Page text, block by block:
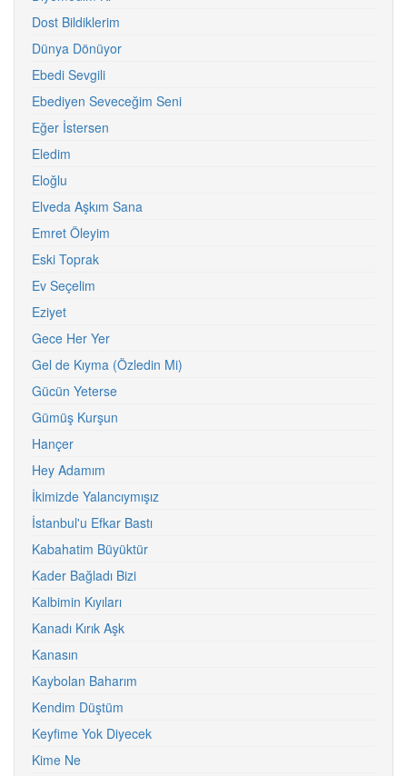
Dost Bildiklerim
Dünya Dönüyor
Ebedi Sevgili
Ebediyen Seveceğim Seni
Eğer İstersen
Eledim
Eloğlu
Elveda Aşkım Sana
Emret Öleyim
Eski Toprak
Ev Seçelim
Eziyet
Gece Her Yer
Gel de Kıyma (Özledin Mi)
Gücün Yeterse
Gümüş Kurşun
Hançer
Hey Adamım
İkimizde Yalancıymışız
İstanbul'u Efkar Bastı
Kabahatim Büyüktür
Kader Bağladı Bizi
Kalbimin Kıyıları
Kanadı Kırık Aşk
Kanasın
Kaybolan Baharım
Kendim Düştüm
Keyfime Yok Diyecek
Kime Ne